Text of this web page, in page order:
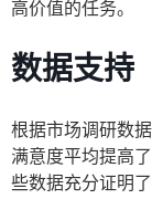
高价值的任务。
数据支持
根据市场调研数
满意度平均提高
些数据充分证明